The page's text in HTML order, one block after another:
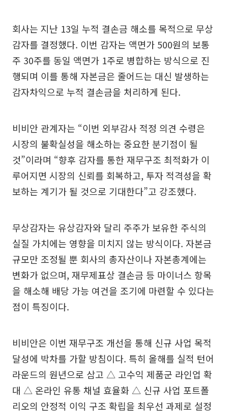
회사는 지난 13일 누적 결손금 해소를 목적으로 무상
감자를 결정했다. 이번 감자는 액면가 500원의 보통
주 30주를 동일 액면가 1주로 병합하는 방식으로 진
행되며 이를 통해 자본금은 줄어드는 대신 발생하는
감자차익으로 누적 결손금을 처리하게 된다.
비비안 관계자는 “이번 외부감사 적정 의견 수령은
시장의 불확실성을 해소하는 중요한 분기점이 될
것”이라며 “향후 감자를 통한 재무구조 최적화가 이
루어지면 시장의 신뢰를 회복하고, 투자 적격성을 확
보하는 계기가 될 것으로 기대한다”고 강조했다.
무상감자는 유상감자와 달리 주주가 보유한 주식의
실질 가치에는 영향을 미치지 않는 방식이다. 자본금
규모만 조정될 뿐 회사의 총자산이나 자본총계에는
변화가 없으며, 재무제표상 결손금 등 마이너스 항목
을 해소해 배당 가능 여건을 조기에 마련할 수 있다는
점이 특징이다.
비비안은 이번 재무구조 개선을 통해 신규 사업 목적
달성에 박차를 가할 방침이다. 특히 올해를 실적 턴어
라운드의 원년으로 삼고 △ 고수익 제품군 라인업 확
대 △ 온라인 유통 채널 효율화 △ 신규 사업 포트폴
리오의 안정적 이익 구조 확립을 최우선 과제로 설정